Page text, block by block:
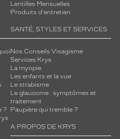
Lentilles Mensuelles
Produits d'entretien
?
SANTÉ, STYLES ET SERVICES
Nos Conseils Visagisme
Services Krys
La myopie
Les enfants et la vue
Le strabisme
Le glaucome : symptômes et
traitement
Paupière qui tremble ?
A PROPOS DE KRYS